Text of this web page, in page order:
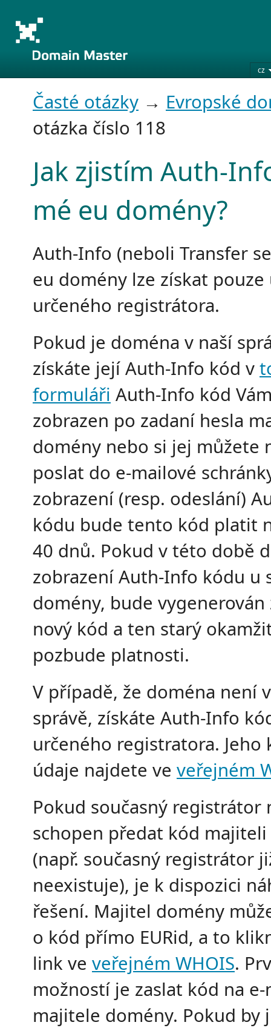
cz
Časté otázky → Evropské
otázka číslo 118
Jak zjistím Auth-
mé eu domény?
Auth-Info (neboli Transfer
eu domény lze získat pouze
určeného registrátora.
Pokud je doména v naší
získáte její Auth-Info kód v
formuláři Auth-Info kód
zobrazen po zadaní hesla
domény nebo si jej můžete
poslat do e-mailové
zobrazení (resp. odeslání)
kódu bude tento kód platit
40 dnů. Pokud v této době
zobrazení Auth-Info kódu u
domény, bude vygenerován
nový kód a ten starý
pozbude platnosti.
V případě, že doména není
správě, získáte Auth-Info
určeného registratora.
údaje najdete ve veřejném
Pokud současný registrátor
schopen předat kód
(např. současný registrátor
neexistuje), je k dispozici
řešení. Majitel domény
o kód přímo EURid, a to
link ve veřejném WHOIS.
možností je zaslat kód na
majitele domény. Pokud by